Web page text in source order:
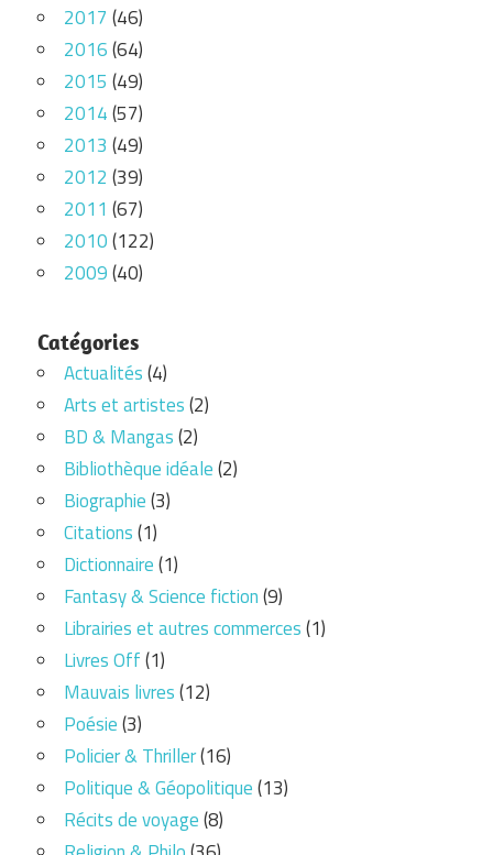
2017 (46)
2016(64)
2015 (49)
2014(57)
2013 (49)
2012 (39)
2011 (67)
2010(122)
2009(40)
Catégories
Actualités(4)
Arts et artistes(2)
BD & Mangas(2)
Bibliothèque idéale(2)
Biographie(3)
Citations(1)
Dictionnaire(1)
Fantasy & Science fiction(9)
Librairies et autres commerces(1)
Livres Off(1)
Mauvais livres(12)
Poésie(3)
Policier & Thriller(16)
Politique & Géopolitique(13)
Récits de voyage(8)